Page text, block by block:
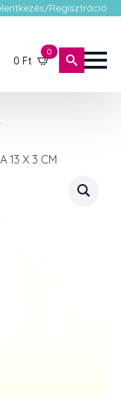
Regisztráció
0 Ft
0
13 X 3 CM